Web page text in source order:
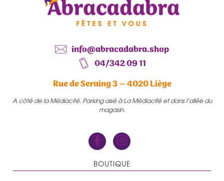
info@abracadabra.shop
04/342 09 11
Rue de Seraing 3 – 4020 Liège
A côté de la Médiacité. Parking aisé à La Médiacité et dans l’allée du
magasin.
BOUTIQUE